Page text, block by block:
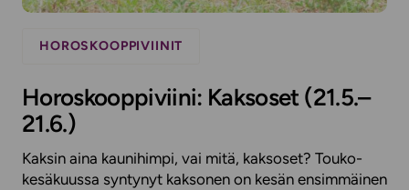
HOROSKOOPPIVIINIT
Horoskooppiviini: Kaksoset (21.5.–
21.6.)
Kaksin aina kaunihimpi, vai mitä, kaksoset? Touko-
kesäkuussa syntynyt kaksonen on kesän ensimmäinen